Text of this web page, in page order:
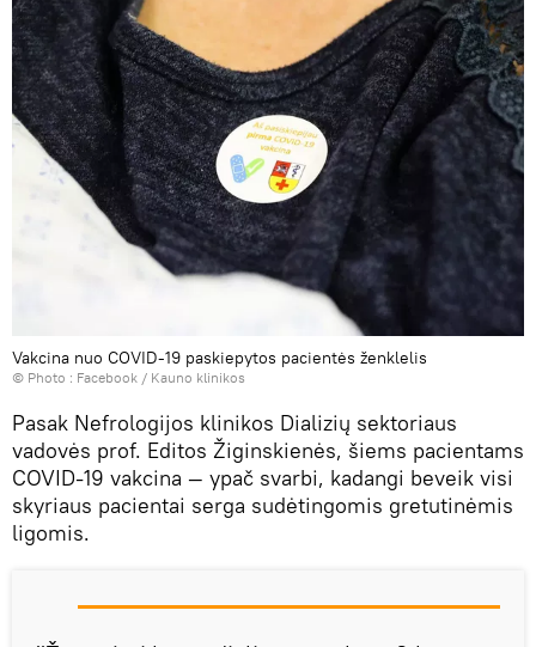
Vakcina nuo COVID-19 paskiepytos pacientės ženklelis
© Photo : Facebook / Kauno klinikos
Pasak Nefrologijos klinikos Dializių sektoriaus
vadovės prof. Editos Žiginskienės, šiems pacientams
COVID-19 vakcina — ypač svarbi, kadangi beveik visi
skyriaus pacientai serga sudėtingomis gretutinėmis
ligomis.